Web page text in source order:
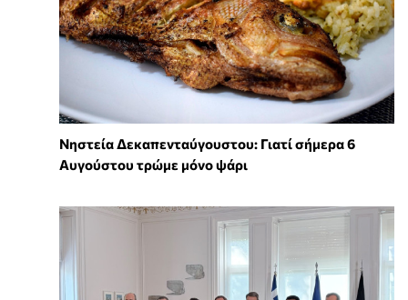
Νηστεία Δεκαπενταύγουστου: Γιατί σήμερα 6
Αυγούστου τρώμε μόνο ψάρι